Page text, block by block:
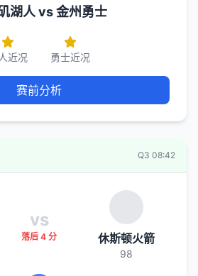
湖人 vs 金州勇士
近况 勇士近况
赛前分析
Q3 08:42
vs
落后 4 分 休斯顿火箭
98